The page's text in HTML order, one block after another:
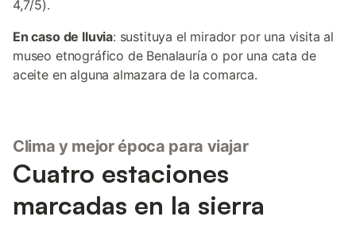
4,7/5).
En caso de lluvia: sustituya el mirador por una visita al
museo etnográfico de Benalauría o por una cata de
aceite en alguna almazara de la comarca.
Clima y mejor época para viajar
Cuatro estaciones
marcadas en la sierra